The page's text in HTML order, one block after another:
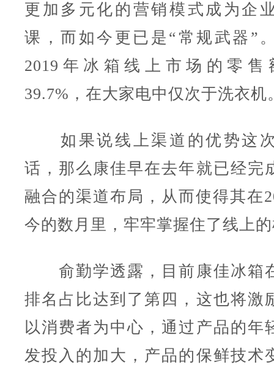
更加多元化的营销模式成为企
课，而如今更已是“常规武器”
2019年冰箱线上市场的零售
39.7%，在大家电中仅次于洗衣机
如果说线上渠道的优势这
话，那么康佳早在去年就已经完
融合的渠道布局，从而使得其在
今的数月里，牢牢掌握住了线上
俞勤学透露，目前康佳冰箱
排名占比达到了第四，这也将激
以消费者为中心，通过产品的年
发投入的加大，产品的保鲜技术